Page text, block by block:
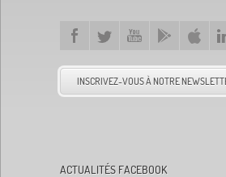
INSCRIVEZ-VOUS À NOTRE
ACTUALITÉS FACEBOOK